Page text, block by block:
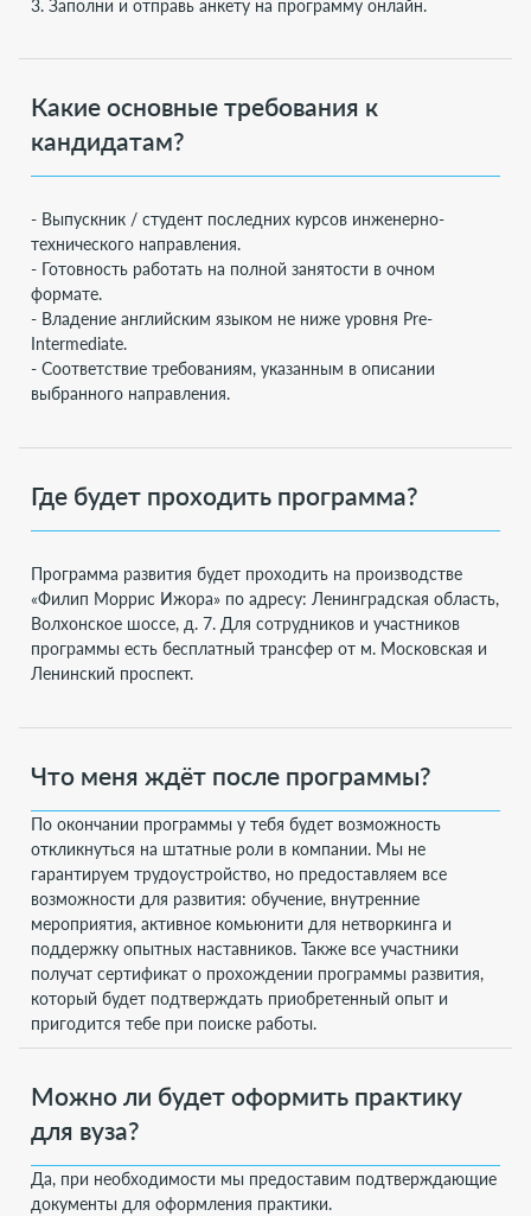
3. Заполни и отправь анкету на программу онлайн.
Какие основные требования к
кандидатам?
- Выпускник / студент последних курсов инженерно-
технического направления.
- Готовность работать на полной занятости в очном
формате.
- Владение английским языком не ниже уровня Pre-
Intermediate.
- Соответствие требованиям, указанным в описании
выбранного направления.
Где будет проходить программа?
Программа развития будет проходить на производстве
«Филип Моррис Ижора» по адресу: Ленинградская область,
Волхонское шоссе, д. 7. Для сотрудников и участников
программы есть бесплатный трансфер от м. Московская и
Ленинский проспект.
Что меня ждёт после программы?
По окончании программы у тебя будет возможность
откликнуться на штатные роли в компании. Мы не
гарантируем трудоустройство, но предоставляем все
возможности для развития: обучение, внутренние
мероприятия, активное комьюнити для нетворкинга и
поддержку опытных наставников. Также все участники
получат сертификат о прохождении программы развития,
который будет подтверждать приобретенный опыт и
пригодится тебе при поиске работы.
Можно ли будет оформить практику
для вуза?
Да, при необходимости мы предоставим подтверждающие
документы для оформления практики.